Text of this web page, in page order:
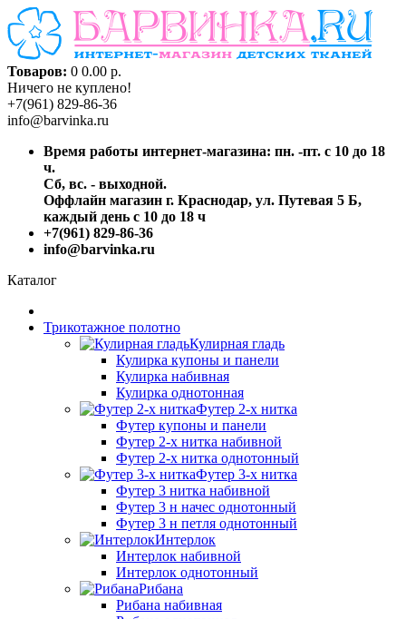
Товаров: 0 0.00 р.
Ничего не куплено!
+7(961) 829-86-36
info@barvinka.ru
Время работы интернет-магазина: пн. -пт. с 10 до 18
ч.
Сб, вс. - выходной.
Оффлайн магазин г. Краснодар, ул. Путевая 5 Б,
каждый день с 10 до 18 ч
+7(961) 829-86-36
info@barvinka.ru
Каталог
Трикотажное полотно
Кулирная гладь
Кулирка купоны и панели
Кулирка набивная
Кулирка однотонная
Футер 2-х нитка
Футер купоны и панели
Футер 2-х нитка набивной
Футер 2-х нитка однотонный
Футер 3-х нитка
Футер 3 нитка набивной
Футер 3 н начес однотонный
Футер 3 н петля однотонный
Интерлок
Интерлок набивной
Интерлок однотонный
Рибана
Рибана набивная